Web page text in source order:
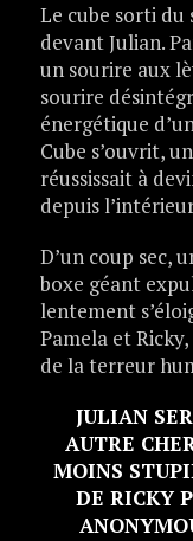
Le cube sorti du
devant Julian.
un sourire aux
sourire
énergétique
Cube s’ouvrit,
réussissait à
depuis
D’un coup sec,
boxe géant
lentement
Pamela et
de la terreur
JULIAN
AUTRE
MOINS
DE RICKY